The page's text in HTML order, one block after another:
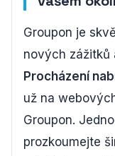
Groupon je
nových zážitků
Procházení
už na
Groupon.
prozkoumejte